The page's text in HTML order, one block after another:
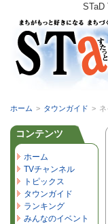
STaD
ホーム > タウンガイド >
コンテンツ
ホーム
TVチャンネル
トピックス
タウンガイド
ランキング
みんなのイベント